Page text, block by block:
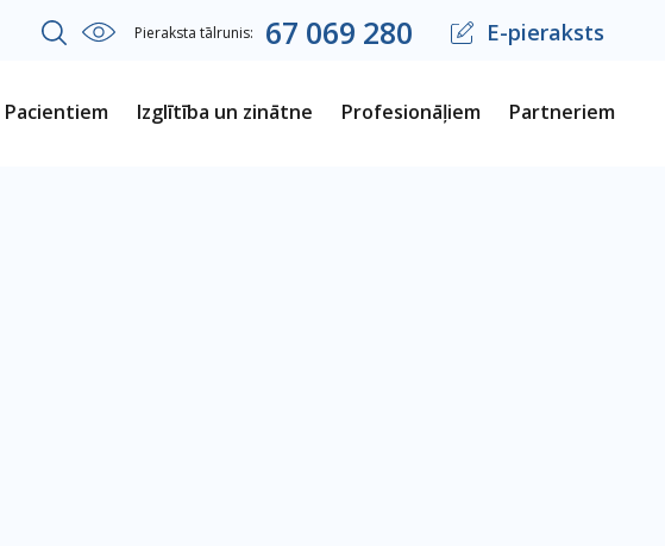
Pieraksta tālrunis: 67 069 280 E-pieraksts
Pacientiem Izglītība un zinātne Profesionāļiem Partneriem